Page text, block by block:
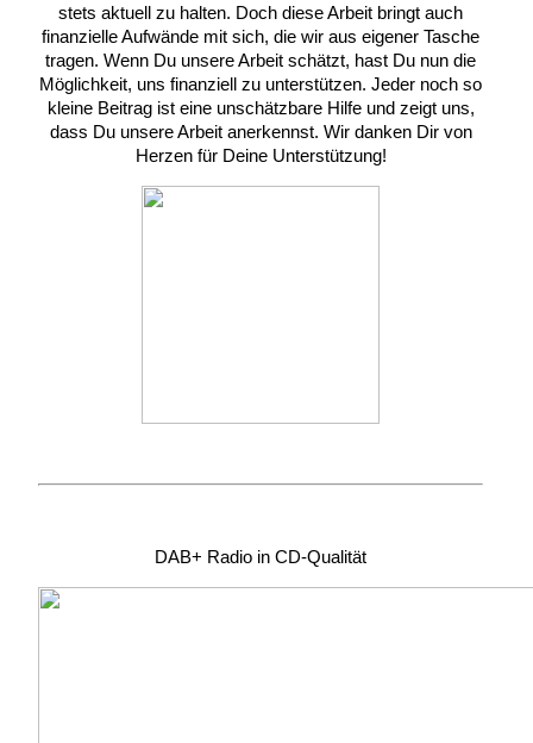
stets aktuell zu halten. Doch diese Arbeit bringt auch
finanzielle Aufwände mit sich, die wir aus eigener Tasche
tragen. Wenn Du unsere Arbeit schätzt, hast Du nun die
Möglichkeit, uns finanziell zu unterstützen. Jeder noch so
kleine Beitrag ist eine unschätzbare Hilfe und zeigt uns,
dass Du unsere Arbeit anerkennst. Wir danken Dir von
Herzen für Deine Unterstützung!
DAB+ Radio in CD-Qualität